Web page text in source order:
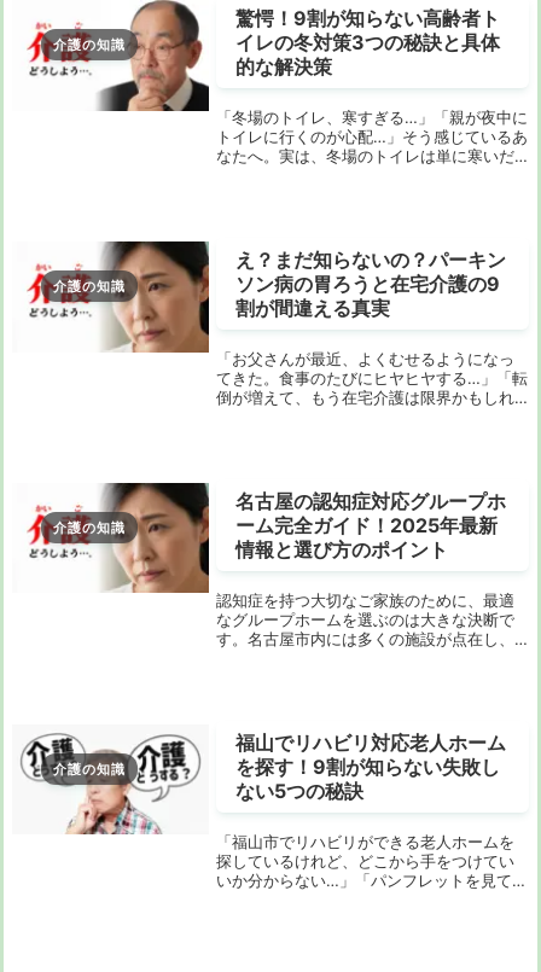
介護の知識
驚愕！9割が知らない高齢者ト
イレの冬対策3つの秘訣と具体
的な解決策
「冬場のトイレ、寒すぎる…」「親が夜中に
トイレに行くのが心配…」そう感じているあ
なたへ。実は、冬場のトイレは単に寒いだ
介護の知識
え？まだ知らないの？パーキン
ソン病の胃ろうと在宅介護の9
割が間違える真実
「お父さんが最近、よくむせるようになっ
てきた。食事のたびにヒヤヒヤする…」「転
倒が増えて、もう在宅介護は限界かもしれ
介護の知識
名古屋の認知症対応グループホ
ーム完全ガイド！2025年最新
情報と選び方のポイント
認知症を持つ大切なご家族のために、最適
なグループホームを選ぶのは大きな決断で
す。名古屋市内には多くの施設が点在し、
介護の知識
福山でリハビリ対応老人ホーム
を探す！9割が知らない失敗し
ない5つの秘訣
「福山市でリハビリができる老人ホームを
探しているけれど、どこから手をつけてい
いか分からない…」「パンフレットを見て